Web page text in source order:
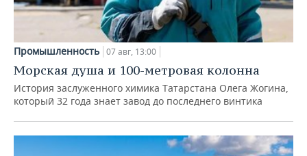
Промышленность 07 авг, 13:00
Морская душа и 100-метровая колонна
История заслуженного химика Татарстана Олега Жогина,
который 32 года знает завод до последнего винтика